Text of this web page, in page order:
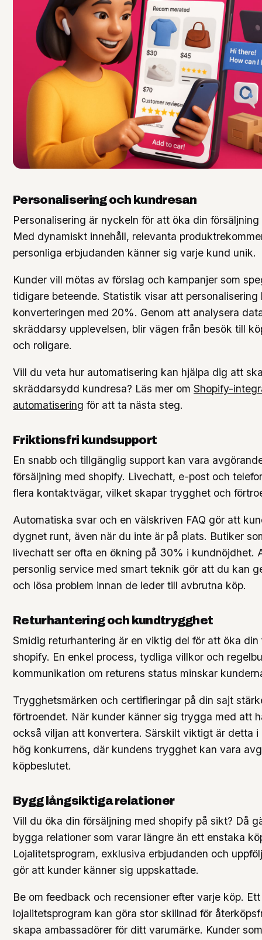
Personalisering och kundresan
Personalisering är nyckeln för att öka din
Med dynamiskt innehåll, relevanta
personliga erbjudanden känner sig varje kund unik.
Kunder vill mötas av förslag och kampanjer som
tidigare beteende. Statistik visar att personalisering
konverteringen med 20%. Genom att analysera
skräddarsy upplevelsen, blir vägen från besök till
och roligare.
Vill du veta hur automatisering kan hjälpa dig att
skräddarsydd kundresa? Läs mer om Shopify-
automatisering för att ta nästa steg.
Friktionsfri kundsupport
En snabb och tillgänglig support kan vara
försäljning med shopify. Livechatt, e-post och
flera kontaktvägar, vilket skapar trygghet och
Automatiska svar och en välskriven FAQ gör att
dygnet runt, även när du inte är på plats. Butiker
livechatt ser ofta en ökning på 30% i kundnöjdhet.
personlig service med smart teknik gör att du kan
och lösa problem innan de leder till avbrutna köp.
Returhantering och kundtrygghet
Smidig returhantering är en viktig del för att öka din
shopify. En enkel process, tydliga villkor och
kommunikation om returens status minskar
Trygghetsmärken och certifieringar på din sajt
förtroendet. När kunder känner sig trygga med att
också viljan att konvertera. Särskilt viktigt är detta i
hög konkurrens, där kundens trygghet kan vara
köpbeslutet.
Bygg långsiktiga relationer
Vill du öka din försäljning med shopify på sikt? Då
bygga relationer som varar längre än ett enstaka
Lojalitetsprogram, exklusiva erbjudanden och
gör att kunder känner sig uppskattade.
Be om feedback och recensioner efter varje köp.
lojalitetsprogram kan göra stor skillnad för
skapa ambassadörer för ditt varumärke. Kunder